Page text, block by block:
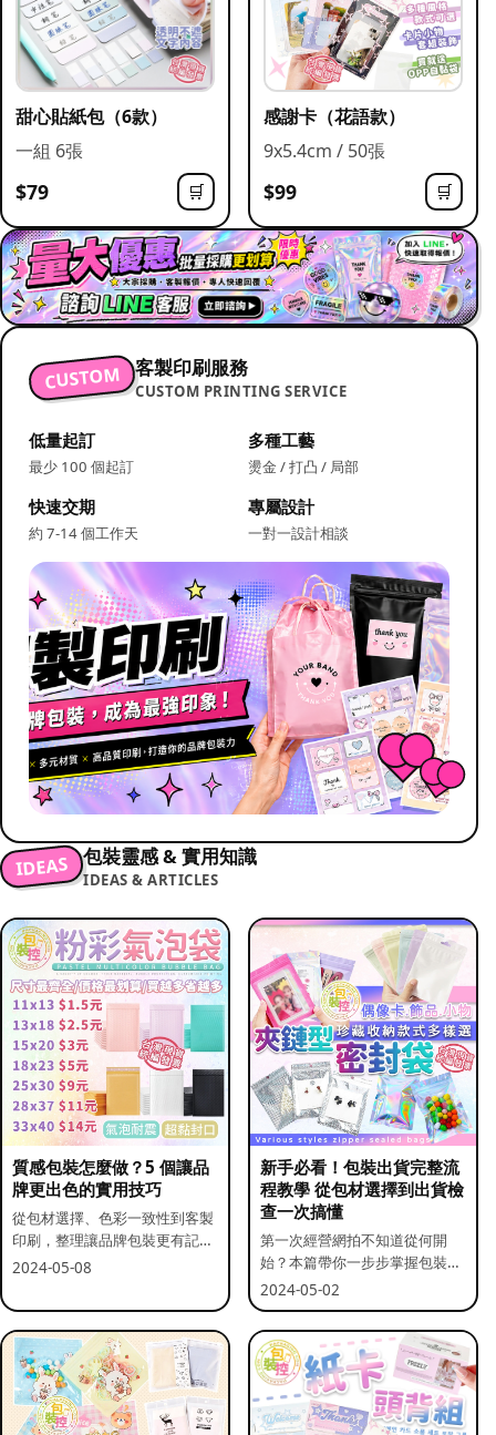
甜心貼紙包（6款）
一組 6張
$79 🛒
感謝卡（花語款）
9x5.4cm / 50張
$99 🛒
CUSTOM 客製印刷服務
CUSTOM PRINTING SERVICE
低量起訂
最少 100 個起訂
多種工藝
燙金 / 打凸 / 局部
快速交期
約 7-14 個工作天
專屬設計
一對一設計相談
IDEAS 包裝靈感 & 實用知識
IDEAS & ARTICLES
質感包裝怎麼做？5 個讓品
牌更出色的實用技巧
從包材選擇、色彩一致性到客製
印刷，整理讓品牌包裝更有記憶
點的實用做法。
2024-05-08
新手必看！包裝出貨完整流
程教學 從包材選擇到出貨檢
查一次搞懂
第一次經營網拍不知道從何開
始？本篇帶你一步步掌握包裝流
程與出貨前檢查重點。
2024-05-02